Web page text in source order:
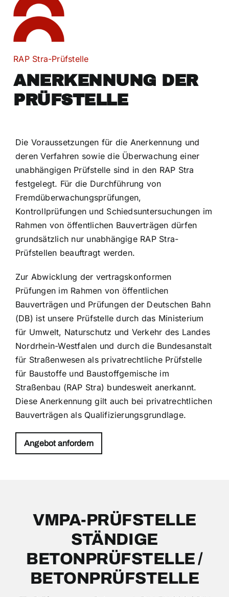
RAP Stra-Prüfstelle
ANERKENNUNG DER
PRÜFSTELLE
Die Voraussetzungen für die Anerkennung und
deren Verfahren sowie die Überwachung einer
unabhängigen Prüfstelle sind in den RAP Stra
festgelegt. Für die Durchführung von
Fremdüberwachungsprüfungen,
Kontrollprüfungen und Schiedsuntersuchungen im
Rahmen von öffentlichen Bauverträgen dürfen
grundsätzlich nur unabhängige RAP Stra-
Prüfstellen beauftragt werden.
Zur Abwicklung der vertragskonformen
Prüfungen im Rahmen von öffentlichen
Bauverträgen und Prüfungen der Deutschen Bahn
(DB) ist unsere Prüfstelle durch das Ministerium
für Umwelt, Naturschutz und Verkehr des Landes
Nordrhein-Westfalen und durch die Bundesanstalt
für Straßenwesen als privatrechtliche Prüfstelle
für Baustoffe und Baustoffgemische im
Straßenbau (RAP Stra) bundesweit anerkannt.
Diese Anerkennung gilt auch bei privatrechtlichen
Bauverträgen als Qualifizierungsgrundlage.
Angebot anfordern
VMPA-PRÜFSTELLE
STÄNDIGE
BETONPRÜFSTELLE /
BETONPRÜFSTELLE